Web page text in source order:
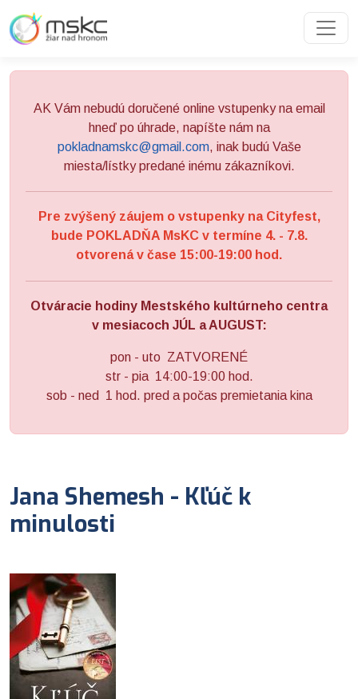
AK Vám nebudú doručené online vstupenky na email
hneď po úhrade, napíšte nám na
pokladnamskc@gmail.com, inak budú Vaše
miesta/lístky predané inému zákazníkovi.
Pre zvýšený záujem o vstupenky na Cityfest,
bude POKLADŇA MsKC v termíne 4. - 7.8.
otvorená v čase 15:00-19:00 hod.
Otváracie hodiny Mestského kultúrneho centra
v mesiacoch JÚL a AUGUST:
pon - uto ZATVORENÉ
str - pia 14:00-19:00 hod.
sob - ned 1 hod. pred a počas premietania kina
Jana Shemesh - Kľúč k
minulosti